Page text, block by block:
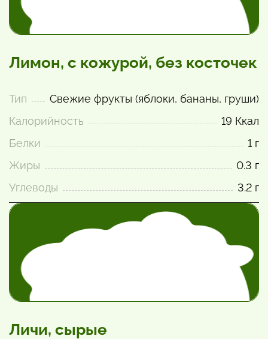
Лимон, с кожурой, без косточек
Тип
Свежие фрукты (яблоки, бананы, груши)
Калорийность
19 Ккал
Белки
1 г
Жиры
0.3 г
Углеводы
3.2 г
Личи, сырые